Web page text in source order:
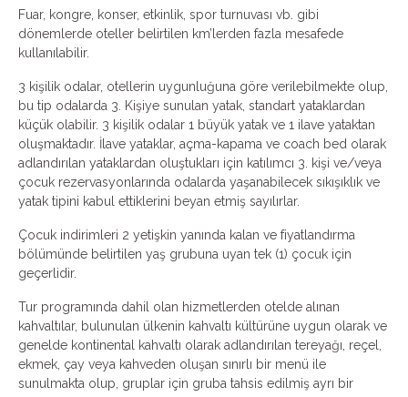
Fuar, kongre, konser, etkinlik, spor turnuvası vb. gibi
dönemlerde oteller belirtilen km’lerden fazla mesafede
kullanılabilir.
3 kişilik odalar, otellerin uygunluğuna göre verilebilmekte olup,
bu tip odalarda 3. Kişiye sunulan yatak, standart yataklardan
küçük olabilir. 3 kişilik odalar 1 büyük yatak ve 1 ilave yataktan
oluşmaktadır. İlave yataklar, açma-kapama ve coach bed olarak
adlandırılan yataklardan oluştukları için katılımcı 3. kişi ve/veya
çocuk rezervasyonlarında odalarda yaşanabilecek sıkışıklık ve
yatak tipini kabul ettiklerini beyan etmiş sayılırlar.
Çocuk indirimleri 2 yetişkin yanında kalan ve fiyatlandırma
bölümünde belirtilen yaş grubuna uyan tek (1) çocuk için
geçerlidir.
Tur programında dahil olan hizmetlerden otelde alınan
kahvaltılar, bulunulan ülkenin kahvaltı kültürüne uygun olarak ve
genelde kontinental kahvaltı olarak adlandırılan tereyağı, reçel,
ekmek, çay veya kahveden oluşan sınırlı bir menü ile
sunulmakta olup, gruplar için gruba tahsis edilmiş ayrı bir